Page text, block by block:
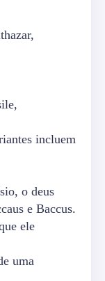
incluem
o deus
e Baccus.
ele
uma